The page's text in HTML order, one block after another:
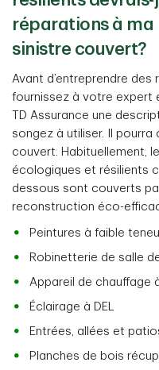
réparations à ma
sinistre couvert?
Avant d’entreprendre
fournissez à votre expert
TD Assurance une
songez à utiliser. Il
couvert. Habituellement,
écologiques et résilients
dessous sont couverts
reconstruction éco-
Peintures à faible
Robinetterie de salle
Appareil de chauffage
Éclairage à DEL
Entrées, allées et
Planches de bois